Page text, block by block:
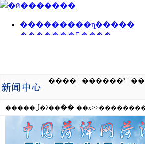
���� ������³
�����ڵ�λ���� ��ҳ>>